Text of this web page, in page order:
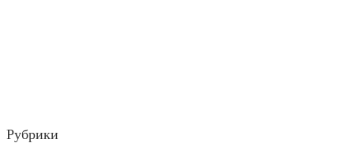
Рубрики